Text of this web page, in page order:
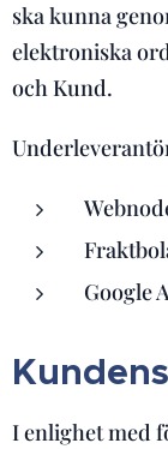
ska kunna
elektroniska
och Kund.
Google
I enlighet med